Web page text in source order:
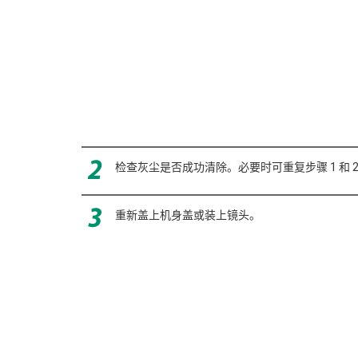
检查灰尘是否成功清除。必要时可重复步骤 1 和
重新盖上机身盖或装上镜头。